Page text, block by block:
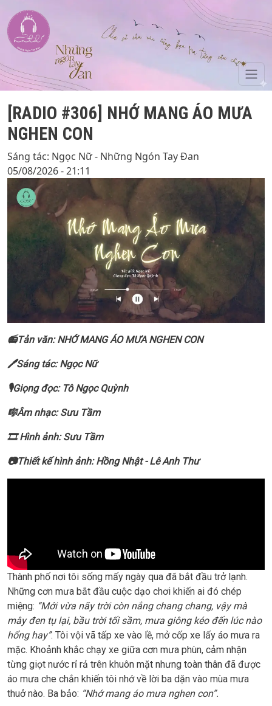
Skip to main content
[RADIO #306] NHỚ MANG ÁO MƯA
NGHEN CON
Sáng tác: Ngọc Nữ - Những Ngón Tay Đan
05/08/2026 - 21:11
📻Tản văn: NHỚ MANG ÁO MƯA NGHEN CON
🖊Sáng tác: Ngọc Nữ
🎙Giọng đọc: Tô Ngọc Quỳnh
🎼Âm nhạc: Sưu Tầm
🎞️ Hình ảnh: Sưu Tầm
📷Thiết kế hình ảnh: Hồng Nhật - Lê Anh Thư
Thành phố nơi tôi sống mấy ngày qua đã bắt đầu trở lạnh.
Những cơn mưa bắt đầu cuộc dạo chơi khiến ai đó chép
miệng: “Mới vừa nãy trời còn nắng chang chang, vậy mà
mây đen tụ lại, bầu trời tối sầm, mưa giông kéo đến lúc nào
hổng hay”. Tôi vội vã tấp xe vào lề, mở cốp xe lấy áo mưa ra
mặc. Khoảnh khắc chạy xe giữa cơn mưa phùn, cảm nhận
từng giọt nước rỉ rả trên khuôn mặt nhưng toàn thân đã được
áo mưa che chắn khiến tôi nhớ về lời ba dặn vào mùa mưa
thuở nào. Ba bảo: “Nhớ mang áo mưa nghen con”.